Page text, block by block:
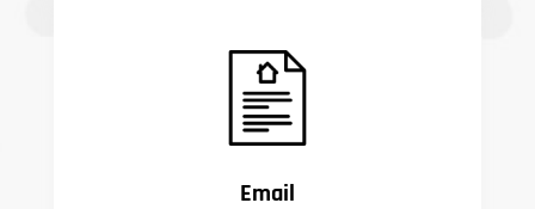
Email